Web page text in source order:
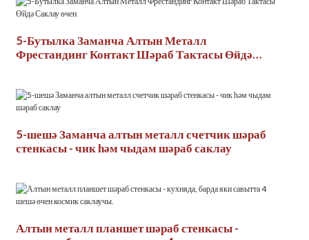
5-Бутылка Заманча Алтын Металл
Фрестандинг Контакт Шәраб Тактасы Өйдә
5-шешә Заманча алтын металл счетчик шәраб
стенкасы - чик һәм чыдам шәраб саклау
Алтын металл планшет шәраб стенкасы -